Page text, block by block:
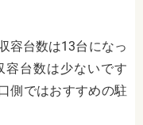
容台数は13台になっ
容台数は少ないです
側ではおすすめの駐